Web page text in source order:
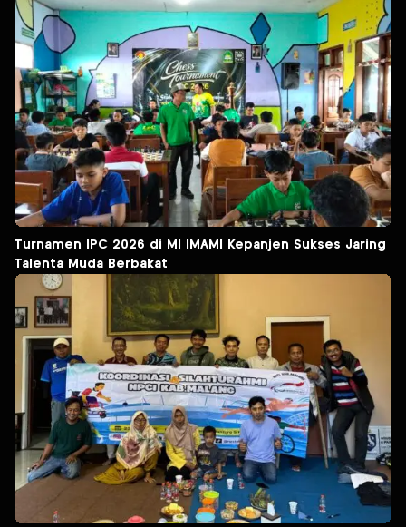
Turnamen IPC 2026 di MI IMAMI Kepanjen Sukses Jaring
Talenta Muda Berbakat